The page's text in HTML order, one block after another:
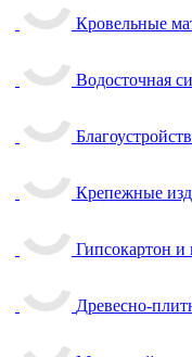
Кровельные
Водосточная
Крепежные
Гипсокартон
Древесно-